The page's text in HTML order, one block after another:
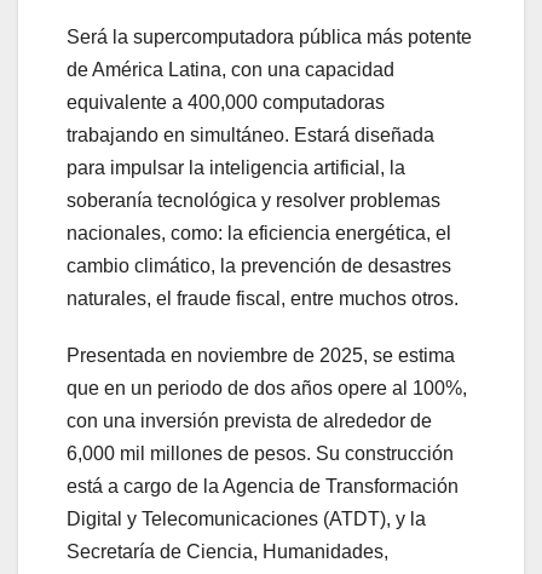
Será la supercomputadora pública más potente
de América Latina, con una capacidad
equivalente a 400,000 computadoras
trabajando en simultáneo. Estará diseñada
para impulsar la inteligencia artificial, la
soberanía tecnológica y resolver problemas
nacionales, como: la eficiencia energética, el
cambio climático, la prevención de desastres
naturales, el fraude fiscal, entre muchos otros.
Presentada en noviembre de 2025, se estima
que en un periodo de dos años opere al 100%,
con una inversión prevista de alrededor de
6,000 mil millones de pesos. Su construcción
está a cargo de la Agencia de Transformación
Digital y Telecomunicaciones (ATDT), y la
Secretaría de Ciencia, Humanidades,